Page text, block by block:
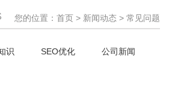
您的位置： 首页 > 新闻动态 > 常见问题
识 SEO优化 公司新闻